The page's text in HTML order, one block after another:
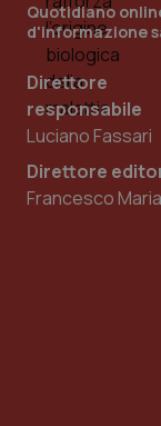
Quotidiano
d'informazione
Direttore
responsabile
Luciano Fassari
Direttore
Francesco